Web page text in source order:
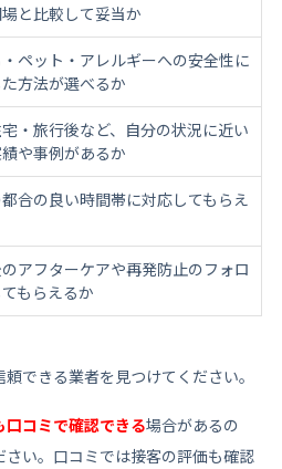
と比較して妥当か
ペット・アレルギーへの安全性に
方法が選べるか
・旅行後など、自分の状況に近い
や事例があるか
合の良い時間帯に対応してもらえ
アフターケアや再発防止のフォロ
もらえるか
できる業者を見つけてください。
コミで確認できる場合があるの
い。口コミでは接客の評価も確認